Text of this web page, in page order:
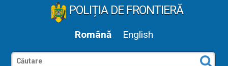
POLIȚIA DE FRONTIERĂ
Română English